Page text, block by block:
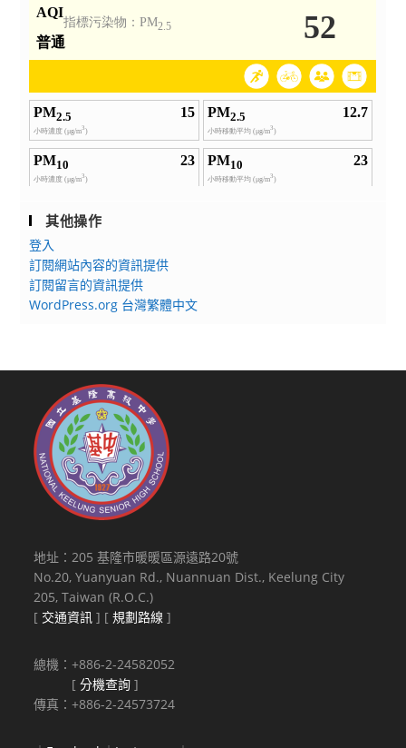
其他操作
登入
訂閱網站內容的資訊提供
訂閱留言的資訊提供
WordPress.org 台灣繁體中文
地址：205 基隆市暖暖區源遠路20號
No.20, Yuanyuan Rd., Nuannuan Dist., Keelung City
205, Taiwan (R.O.C.)
[ 交通資訊 ] [規劃路線 ]
總機：+886-2-24582052
[分機查詢 ]
傳真：+886-2-24573724